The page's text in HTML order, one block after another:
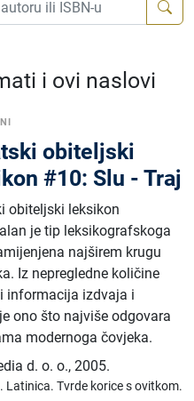
i ovi naslovi
obiteljski
#10: Slu - Traj
obiteljski leksikon
je tip leksikografskoga
najširem krugu
Iz nepregledne količine
informacija izdvaja i
ono što najviše odgovara
modernoga čovjeka.
d. o. o.,2005.
Latinica.Tvrde korice s ovitkom.